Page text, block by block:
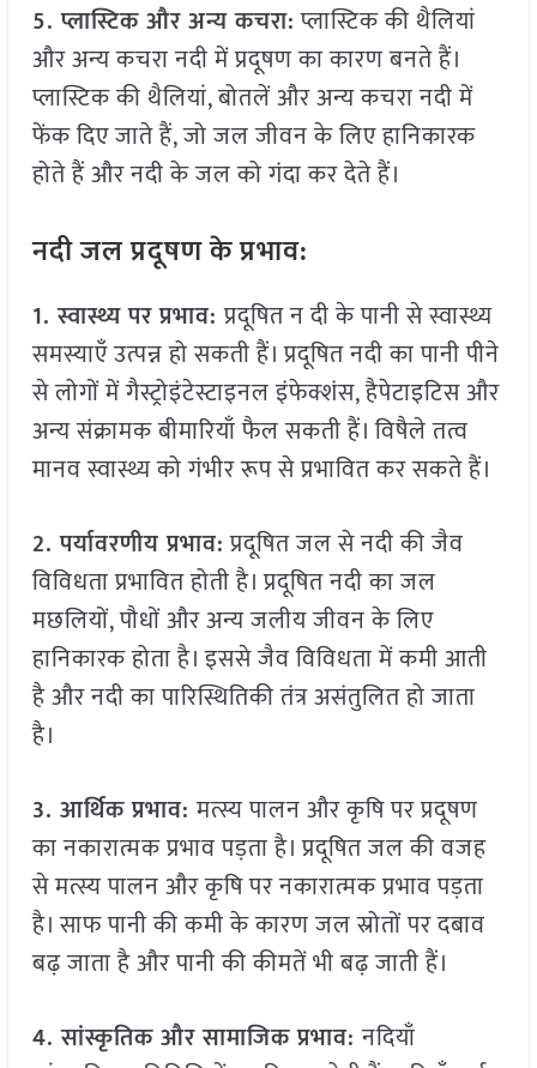
5. प्लास्टिक और अन्य कचरा:प्लास्टिक की थैलियां
और अन्य कचरा नदी में प्रदूषण का कारण बनते हैं।
प्लास्टिक की थैलियां, बोतलें और अन्य कचरा नदी में
फेंक दिए जाते हैं, जो जल जीवन के लिए हानिकारक
होते हैं और नदी के जल को गंदा कर देते हैं।
नदी जल प्रदूषण के प्रभाव:
1. स्वास्थ्य पर प्रभाव:प्रदूषित न दी के पानी से स्वास्थ्य
समस्याएँ उत्पन्न हो सकती हैं। प्रदूषित नदी का पानी पीने
से लोगों में गैस्ट्रोइंटेस्टाइनल इंफेक्शंस, हैपेटाइटिस और
अन्य संक्रामक बीमारियाँ फैल सकती हैं। विषैले तत्व
मानव स्वास्थ्य को गंभीर रूप से प्रभावित कर सकते हैं।
2. पर्यावरणीय प्रभाव:प्रदूषित जल से नदी की जैव
विविधता प्रभावित होती है। प्रदूषित नदी का जल
मछलियों, पौधों और अन्य जलीय जीवन के लिए
हानिकारक होता है। इससे जैव विविधता में कमी आती
है और नदी का पारिस्थितिकी तंत्र असंतुलित हो जाता
है।
3. आर्थिक प्रभाव:मत्स्य पालन और कृषि पर प्रदूषण
का नकारात्मक प्रभाव पड़ता है। प्रदूषित जल की वजह
से मत्स्य पालन और कृषि पर नकारात्मक प्रभाव पड़ता
है। साफ पानी की कमी के कारण जल स्रोतों पर दबाव
बढ़ जाता है और पानी की कीमतें भी बढ़ जाती हैं।
4. सांस्कृतिक और सामाजिक प्रभाव:नदियाँ